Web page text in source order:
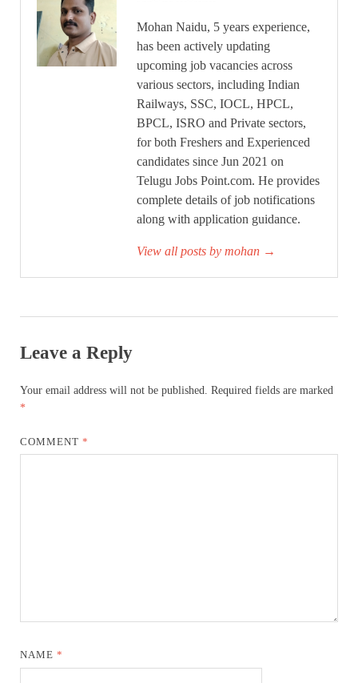
Mohan Naidu, 5 years experience,
has been actively updating
upcoming job vacancies across
various sectors, including Indian
Railways, SSC, IOCL, HPCL,
BPCL, ISRO and Private sectors,
for both Freshers and Experienced
candidates since Jun 2021 on
Telugu Jobs Point.com. He provides
complete details of job notifications
along with application guidance.
View all posts by mohan →
Leave a Reply
Your email address will not be published. Required fields are marked
*
COMMENT*
NAME*